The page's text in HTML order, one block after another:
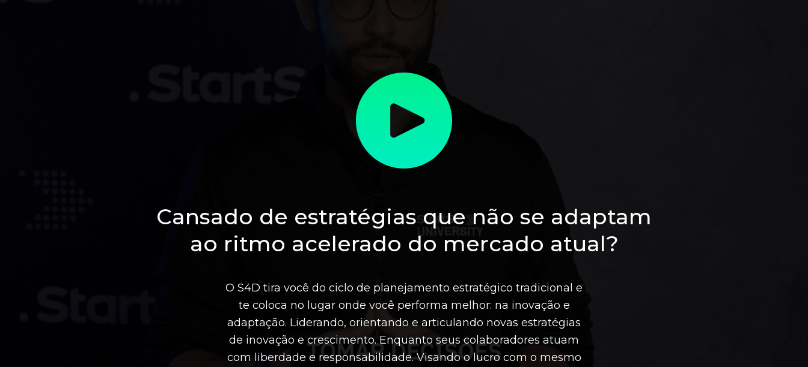
Cansado de estratégias que não se adaptam
ao ritmo acelerado do mercado atual?
O S4D tira você do ciclo de planejamento estratégico tradicional e
te coloca no lugar onde você performa melhor: na inovação e
adaptação. Liderando, orientando e articulando novas estratégias
de inovação e crescimento. Enquanto seus colaboradores atuam
com liberdade e responsabilidade. Visando o lucro com o mesmo